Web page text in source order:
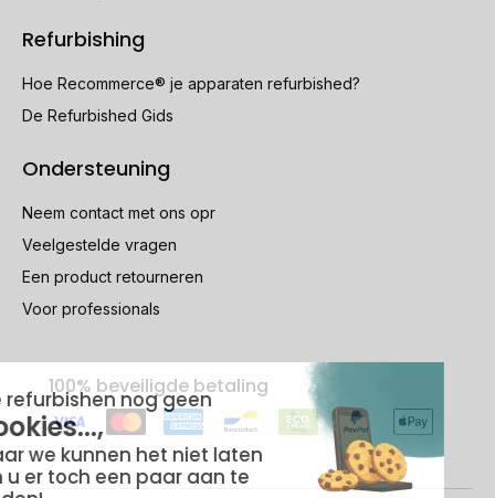
Refurbishing
Hoe Recommerce® je apparaten refurbished?
De Refurbished Gids
Ondersteuning
Neem contact met ons opr
Veelgestelde vragen
Een product retourneren
Voor professionals
100% beveiligde betaling